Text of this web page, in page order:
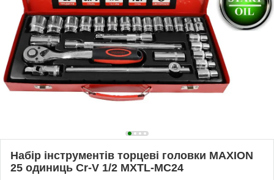
Набір інструментів торцеві головки MAXION
25 одиниць Cr-V 1/2 MXTL-MC24